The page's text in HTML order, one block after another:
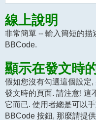
線上說明
非常簡單 -- 輸入簡短的描
BBCode.
顯示在發文時
假如您沒有勾選這個設定
發文時的頁面. 請注意! 這
它而已. 使用者總是可以
BBCode 按鈕, 那麼請提